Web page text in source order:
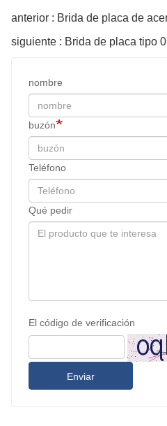
anterior : Brida de placa de
siguiente : Brida de placa tipo
nombre
buzón
Teléfono
Qué pedir
El código de verificación
Enviar